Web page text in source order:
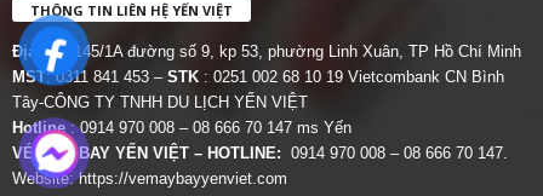
THÔNG TIN LIÊN HỆ YẾN VIỆT
Địa chỉ: 145/1A đường số 9, kp 53, phường Linh Xuân, TP Hồ Chí Minh
MST: 0311 841 453 – STK : 0251 002 68 10 19 Vietcombank CN Bình
Tây-CÔNG TY TNHH DU LỊCH YẾN VIỆT
Hotline: 0914 970 008 – 08 666 70 147 ms Yến
VÉ MÁY BAY YẾN VIỆT – HOTLINE: 0914 970 008 – 08 666 70 147.
Website:https://vemaybayyenviet.com